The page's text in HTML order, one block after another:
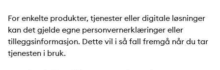
For enkelte produkter, tjenester eller digitale løsninger
kan det gjelde egne personvernerklæringer eller
tilleggsinformasjon. Dette vil i så fall fremgå når du tar
tjenesten i bruk.